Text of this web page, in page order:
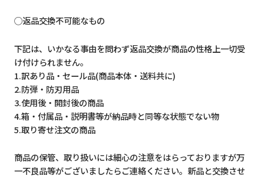
◯返品交換不可能なもの
下記は、いかなる事由を問わず返品交換が商品の性格上一切受
け付けられません。
1.訳あり品・セール品(商品本体・送料共に)
2.防弾・防刃用品
3.使用後・開封後の商品
4.箱・付属品・説明書等が納品時と同等な状態でない物
5.取り寄せ注文の商品
商品の保管、取り扱いには細心の注意をはらっておりますが万
一不良品等がございましたらご連絡ください。新品と交換させ